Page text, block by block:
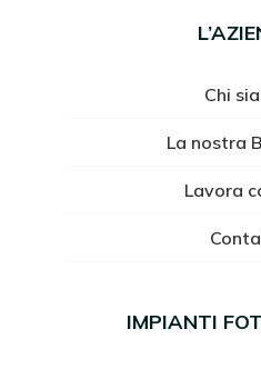
Chi
La nostra
Lavora
IMPIANTI